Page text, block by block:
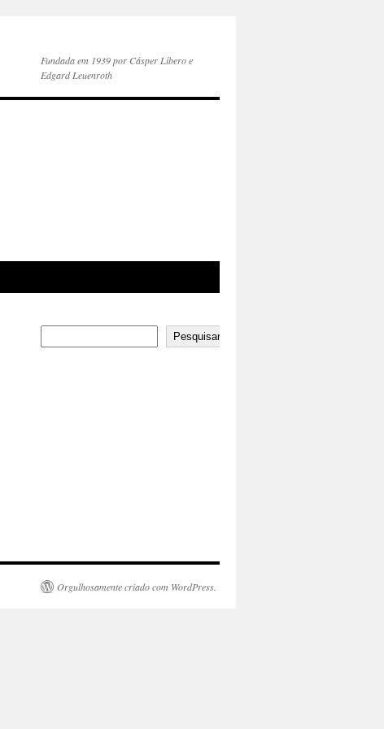
Fundada em 1939 por Cásper Líbero e
Edgard Leuenroth
Pesquisar
Orgulhosamente criado com WordPress.